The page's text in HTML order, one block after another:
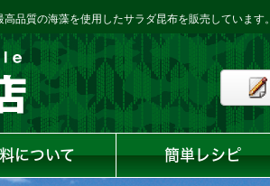
品質の海藻を使用したサラダ昆布を販売しています。
について 簡単レシピ